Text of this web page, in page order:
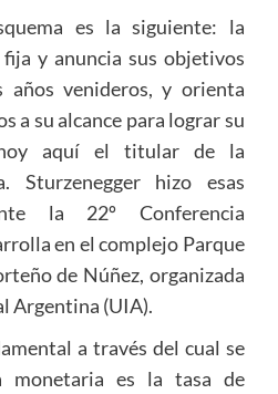
es la siguiente: la
y anuncia sus objetivos
años venideros, y orienta
a su alcance para lograr su
hoy aquí el titular de la
Sturzenegger hizo esas
la 22º Conferencia
en el complejo Parque
de Núñez, organizada
Argentina (UIA).
a través del cual se
monetaria es la tasa de